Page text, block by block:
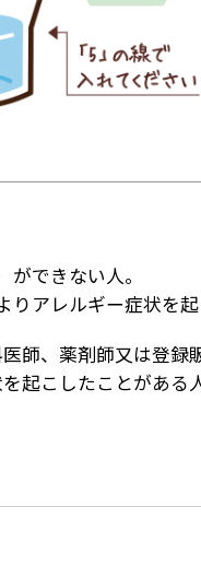
ができない人。
りアレルギー症状を
師、薬剤師又は登録
起こしたことがある人